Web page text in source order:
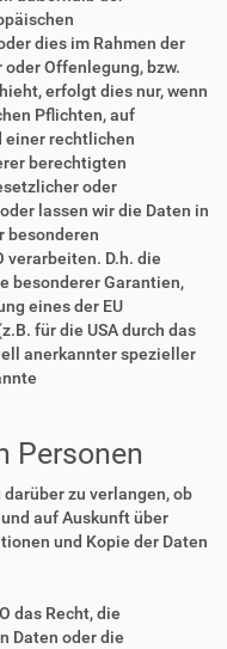
dies im Rahmen der
Offenlegung, bzw.
erfolgt dies nur, wenn
Pflichten, auf
einer rechtlichen
berechtigten
oder
lassen wir die Daten in
besonderen
verarbeiten. D.h. die
besonderer Garantien,
eines der EU
für die USA durch das
anerkannter spezieller
Personen
zu verlangen, ob
auf Auskunft über
und Kopie der Daten
das Recht, die
Daten oder die